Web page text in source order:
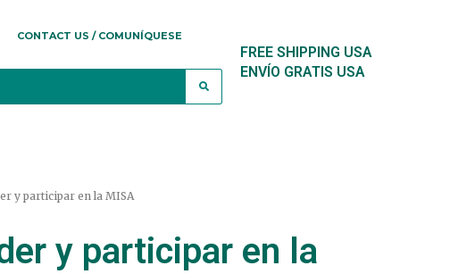
CONTACT US / COMUNÍQUESE
FREE SHIPPING USA
ENVÍO GRATIS USA
y participar en la MISA
y participar en la